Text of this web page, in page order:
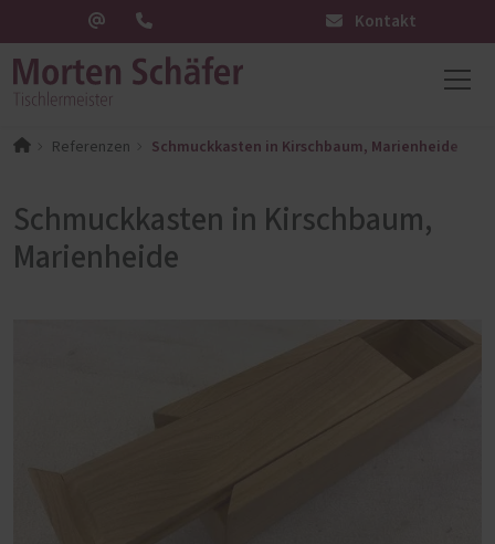
Kontakt
Referenzen Schmuckkasten in Kirschbaum, Marienheide
Schmuckkasten in Kirschbaum,
Marienheide